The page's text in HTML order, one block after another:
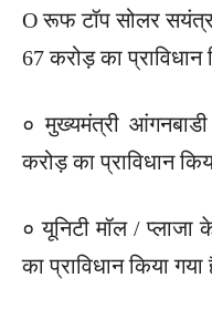
O रूफ टॉप सोलर
67 करोड़ का प्राविधान
० मुख्यमंत्री
करोड़ का प्राविधान
० यूनिटी मॉल /
का प्राविधान किया गया